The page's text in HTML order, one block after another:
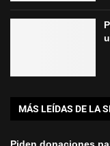
MÁS LEÍDAS DE LA